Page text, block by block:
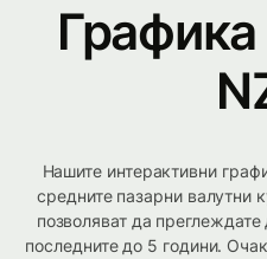
Нашите интерактивни
средните пазарни валутни
позволяват да
последните до 5 години.